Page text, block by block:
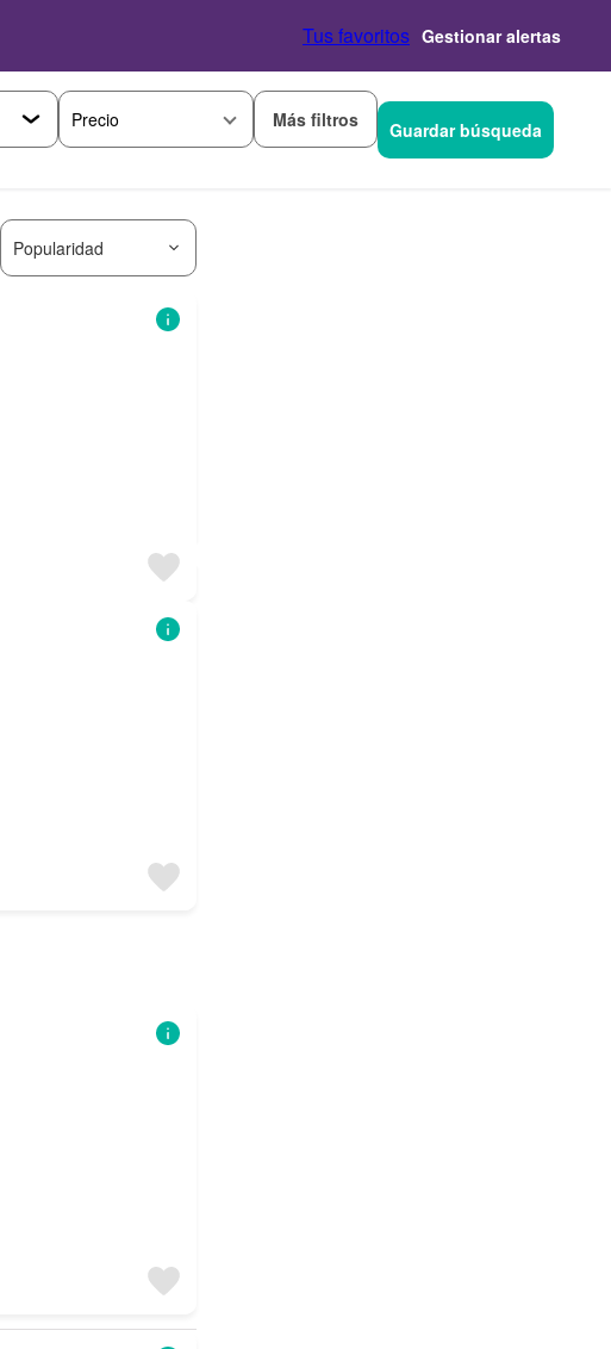
Tus favoritos Gestionar alertas
Precio Más filtros Guardar búsqueda
Popularidad